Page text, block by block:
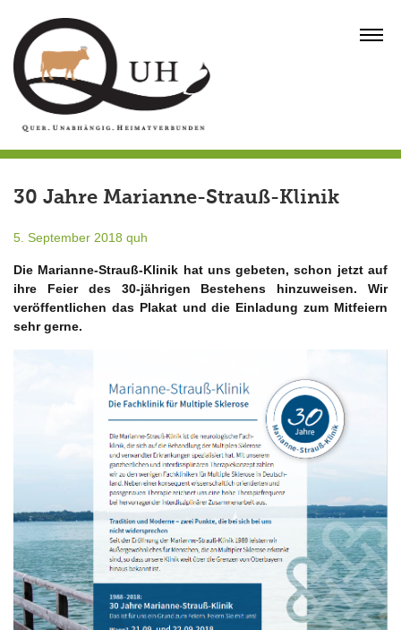
content
30 Jahre Marianne-Strauß-Klinik
5. September 2018 quh
Die Marianne-Strauß-Klinik hat uns gebeten, schon jetzt auf
ihre Feier des 30-jährigen Bestehens hinzuweisen. Wir
veröffentlichen das Plakat und die Einladung zum Mitfeiern
sehr gerne.